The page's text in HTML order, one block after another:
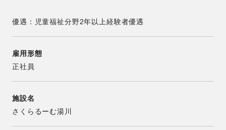
優遇：児童福祉分野2年以上経験者優遇
雇用形態
正社員
施設名
さくらるーむ湯川